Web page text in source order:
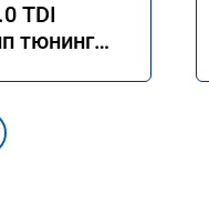
TDI
тюнинг